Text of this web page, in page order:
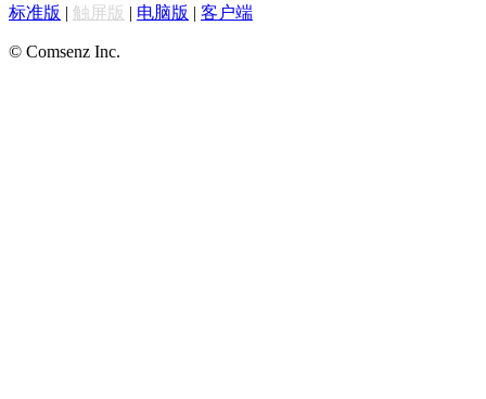
标准版 | 触屏版 | 电脑版 | 客户端
© Comsenz Inc.